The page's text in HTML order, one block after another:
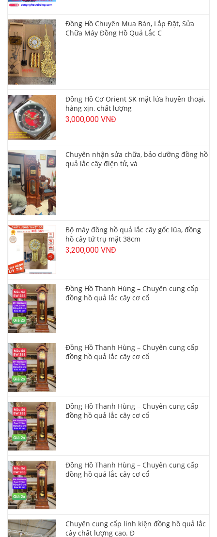
Đồng Hồ Chuyên Mua Bán, Lắp Đặt, Sửa
Chữa Máy Đồng Hồ Quả Lắc C
Đồng Hồ Cơ Orient SK mặt lửa huyền thoại,
hàng xịn, chất lượng
3,000,000 VNĐ
Chuyên nhận sửa chữa, bảo dưỡng đồng hồ
quả lắc cây điện tử, và
Bộ máy đồng hồ quả lắc cây gốc lũa, đồng
hồ cây tứ trụ mặt 38cm
3,200,000 VNĐ
Đồng Hồ Thanh Hùng – Chuyên cung cấp
đồng hồ quả lắc cây cơ cổ
Đồng Hồ Thanh Hùng – Chuyên cung cấp
đồng hồ quả lắc cây cơ cổ
Đồng Hồ Thanh Hùng – Chuyên cung cấp
đồng hồ quả lắc cây cơ cổ
Đồng Hồ Thanh Hùng – Chuyên cung cấp
đồng hồ quả lắc cây cơ cổ
Chuyên cung cấp linh kiện đồng hồ quả lắc
cây chất lượng cao. Đ